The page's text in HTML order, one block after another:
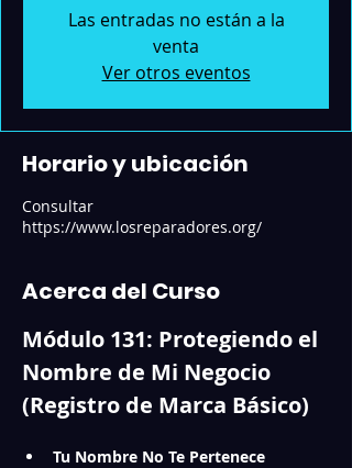
Las entradas no están a la
venta
Ver otros eventos
Horario y ubicación
Consultar
https://www.losreparadores.org/
Acerca del Curso
Módulo 131: Protegiendo el
Nombre de Mi Negocio
(Registro de Marca Básico)
Tu Nombre No Te Pertenece